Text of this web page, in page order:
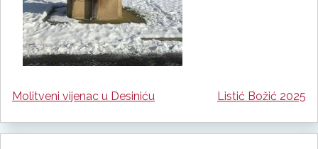
Navigacija
objava
Molitveni vijenac u Desiniću Listić Božić 2025